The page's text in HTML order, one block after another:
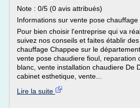
Note : 0/5 (0 avis attribués)
Informations sur vente pose chauffage
Pour bien choisir l'entreprise qui va
suivez nos conseils et faites établir
chauffage Chappee sur le
vente pose chaudiere fioul, reparation
blanc, vente installation chaudiere De
cabinet esthetique, vente...
Lire la suite